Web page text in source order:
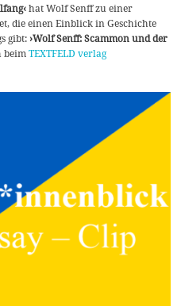
hat Wolf Senff zu einer
die einen Einblick in Geschichte
gibt:›Wolf Senff: Scammon und der
beimTEXTFELD verlag